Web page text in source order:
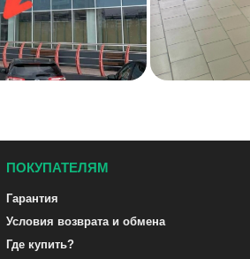
ПОКУПАТЕЛЯМ
Гарантия
Условия возврата и обмена
Где купить?